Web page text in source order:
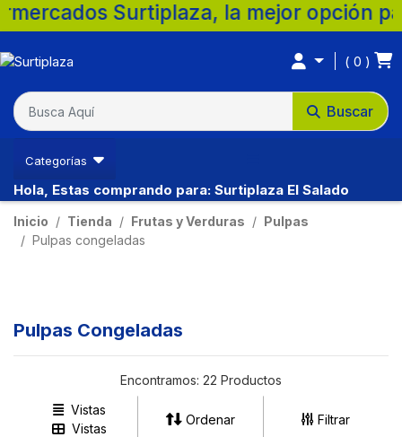
la mejor opción para tu
Buscar
0
Categorías
Hola, Estas comprando para: Surtiplaza El Salado
Inicio Tienda Frutas y Verduras
Pulpas
Pulpas congeladas
Pulpas Congeladas
Encontramos: 22 Productos
Vistas
Vistas
Ordenar Filtrar